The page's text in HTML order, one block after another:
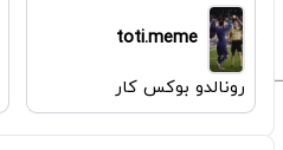
toti.meme
رونالدو بوکس کار